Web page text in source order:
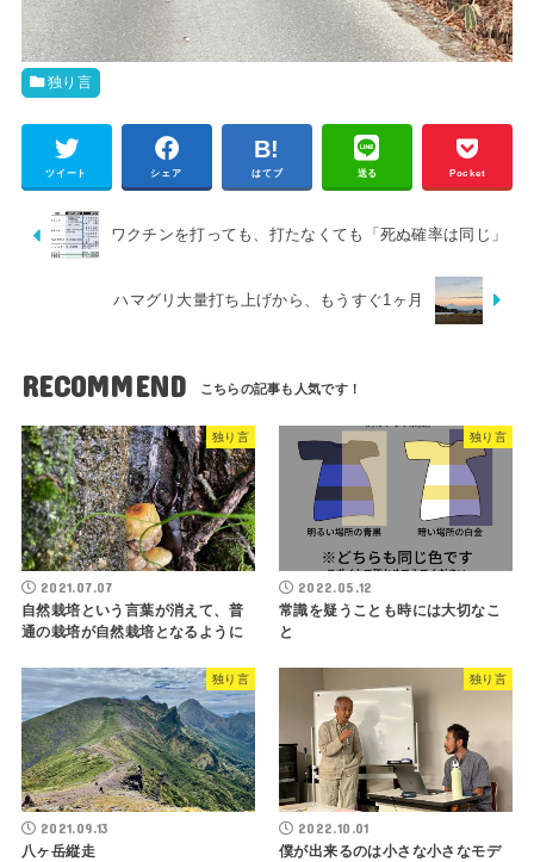
独り言
ツイート シェア はてブ 送る Pocket
ワクチンを打っても、打たなくても「死ぬ確率は同じ」
ハマグリ大量打ち上げから、もうすぐ1ヶ月
RECOMMEND
独り言
2021.07.07
自然栽培という言葉が消えて、普
通の栽培が自然栽培となるように
独り言
2022.05.12
常識を疑うことも時には大切なこ
と
独り言
2021.09.13
八ヶ岳縦走
独り言
2022.10.01
僕が出来るのは小さな小さなモデ